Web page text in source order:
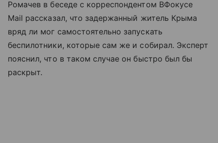
Ромачев в беседе с корреспондентом ВФокусе
Mail рассказал, что задержанный житель Крыма
вряд ли мог самостоятельно запускать
беспилотники, которые сам же и собирал. Эксперт
пояснил, что в таком случае он быстро был бы
раскрыт.